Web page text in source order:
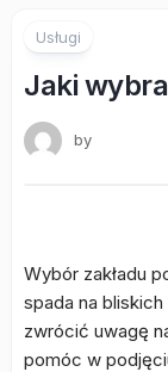
Usługi
Jaki
by
Wybór zakładu
spada na
zwrócić uwagę
pomóc w